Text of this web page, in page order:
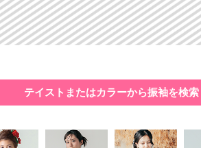
テイストまたはカラーから振袖を検索